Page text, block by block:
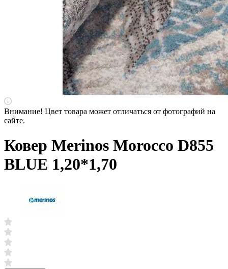
Внимание! Цвет товара может отличаться от фотографий на
сайте.
Ковер Merinos Morocco D855
BLUE 1,20*1,70